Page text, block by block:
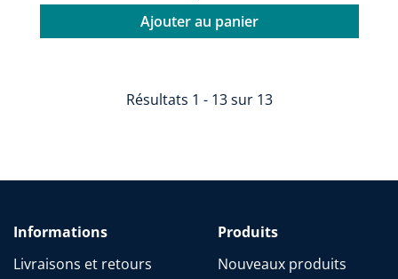
Ajouter au panier
Résultats 1 - 13 sur 13
Informations
Livraisons et retours
Produits
Nouveaux produits